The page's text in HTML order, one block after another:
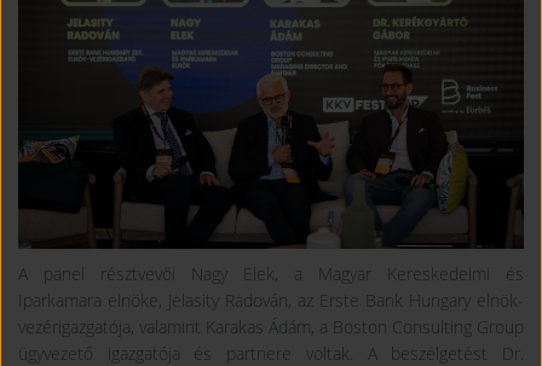
A panel résztvevői Nagy Elek, a Magyar Kereskedelmi és
Iparkamara elnöke, Jelasity Radován, az Erste Bank Hungary elnök-
vezérigazgatója, valamint Karakas Ádám, a Boston Consulting Group
ügyvezető igazgatója és partnere voltak. A beszélgetést Dr.